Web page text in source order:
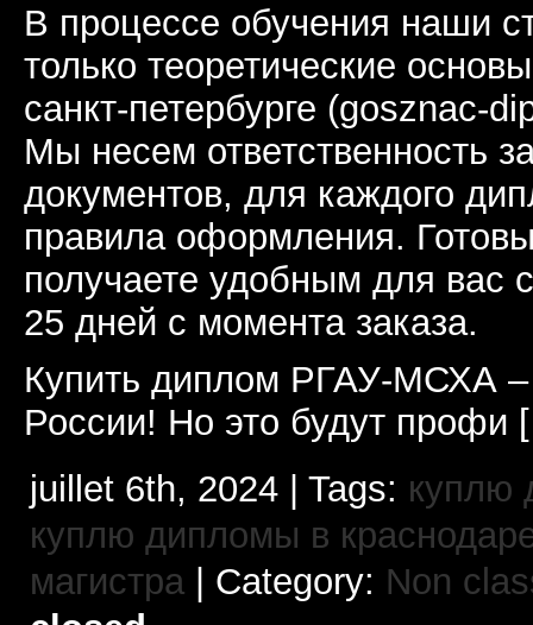
В процессе обучения наши
только теоретические
санкт-петербурге (gosznac-
Мы несем ответственность
документов, для каждого
правила оформления.
получаете удобным для вас
25 дней с момента заказа.
Купить диплом РГАУ-МСХА
России! Но это будут профи
juillet 6th, 2024 | Tags: куплю
куплю дипломы в
магистра| Category: Non